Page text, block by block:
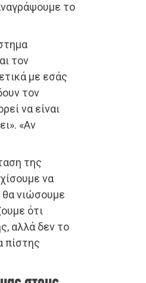
το
τον
με εσάς
τον
να είναι
«Αν
της
να
νιώσουμε
ότι
αλλά δεν το
πίστης